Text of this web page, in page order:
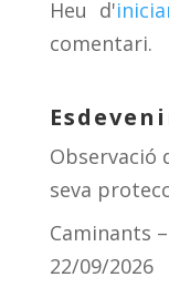
Heu d'
comentari.
Observació
seva
Caminants
22/09/2026